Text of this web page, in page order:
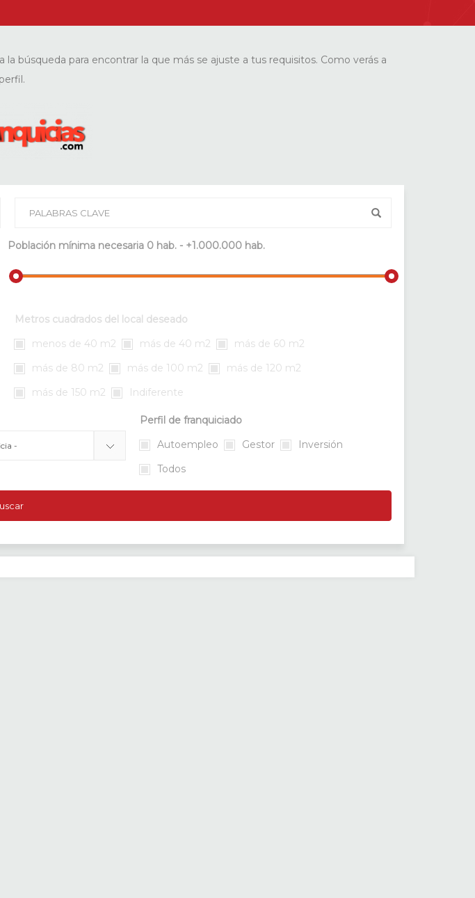
la búsqueda para encontrar la que más se ajuste a tus requisitos. Como verás a
Población mínima necesaria 0 hab. - +1.000.000 hab.
Metros cuadrados del local deseado
menos de 40 m2
más de 40 m2
más de 60 m2
más de 80 m2
más de 100 m2
más de 120 m2
más de 150 m2
Indiferente
Perfil de franquiciado
Autoempleo
Gestor
Inversión
Todos